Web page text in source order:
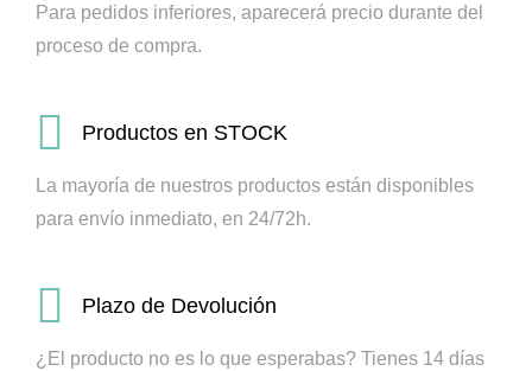
Para pedidos inferiores, aparecerá precio durante del
proceso de compra.
Productos en STOCK
La mayoría de nuestros productos están disponibles
para envío inmediato, en 24/72h.
Plazo de Devolución
¿El producto no es lo que esperabas? Tienes 14 días